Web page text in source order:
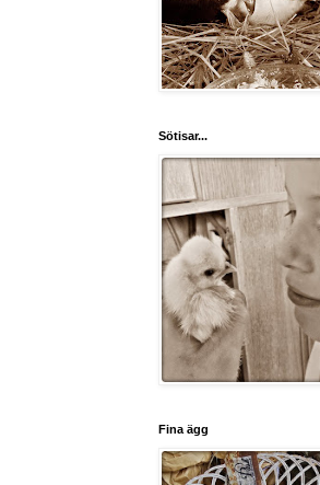
Sötisar...
Fina ägg